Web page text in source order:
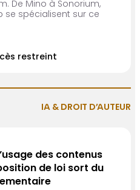
De Mino à Sonorium,
se spécialisent sur ce
restreint
IA & DROIT D’AUTEUR
des contenus
de loi sort du